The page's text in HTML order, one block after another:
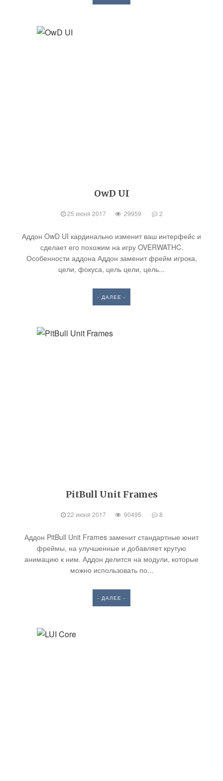
OwD UI
25 июня 2017 29959 2
Аддон OwD UI кардинально изменит ваш интерфейс и
сделает его похожим на игру OVERWATHC.
Особенности аддона Аддон заменит фрейм игрока,
цели, фокуса, цель цели, цель...
- ДАЛЕЕ -
PitBull Unit Frames
22 июня 2017 90495 8
Аддон PitBull Unit Frames заменит стандартные юнит
фреймы, на улучшенные и добавляет крутую
анимацию к ним. Аддон делится на модули, которые
можно использовать по...
- ДАЛЕЕ -